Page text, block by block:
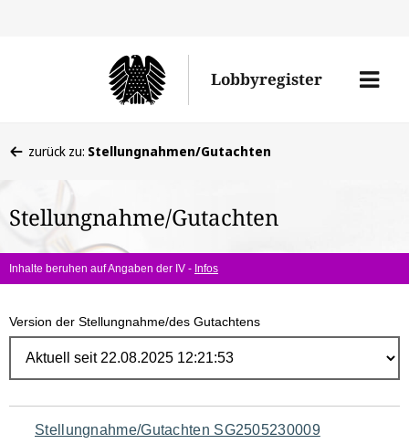
Lobbyregister
Menü
befinden
hier:
zurück zu: Stellungnahmen/Gutachten
Stellungnahme/Gutachten
Inhalte beruhen auf Angaben der IV - Infos
Version der Stellungnahme/des Gutachtens
Navigation
Stellungnahme/Gutachten SG2505230009